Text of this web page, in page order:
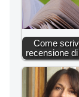
Come
recensione